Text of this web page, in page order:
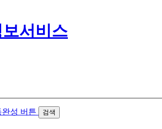
검색